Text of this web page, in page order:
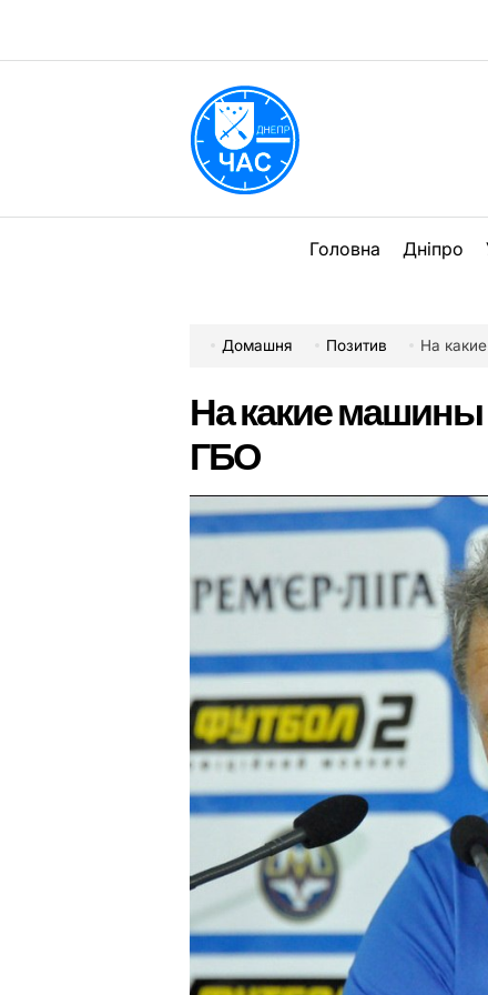
вмісту
Головна Дніпро
Домашня Позитив На
На какие
ГБО